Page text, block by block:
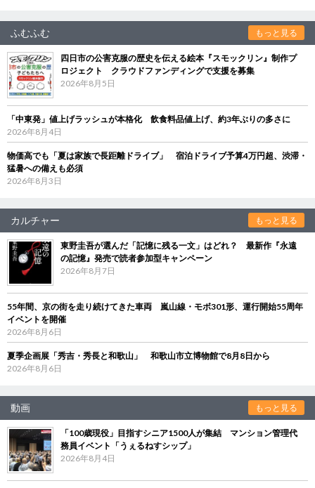
ふむふむ もっと見る
四日市の公害克服の歴史を伝える絵本『スモックリン』制作プ
ロジェクト クラウドファンディングで支援を募集
2026年8月5日
「中東発」値上げラッシュが本格化 飲食料品値上げ、約3年ぶりの多さに
2026年8月4日
物価高でも「夏は家族で長距離ドライブ」 宿泊ドライブ予算4万円超、渋滞・
猛暑への備えも必須
2026年8月3日
カルチャー もっと見る
東野圭吾が選んだ「記憶に残る一文」はどれ？ 最新作『永遠
の記憶』発売で読者参加型キャンペーン
2026年8月7日
55年間、京の街を走り続けてきた車両 嵐山線・モボ301形、運行開始55周年
イベントを開催
2026年8月6日
夏季企画展「秀吉・秀長と和歌山」 和歌山市立博物館で8月8日から
2026年8月6日
動画 もっと見る
「100歳現役」目指すシニア1500人が集結 マンション管理代
務員イベント「うぇるねすシップ」
2026年8月4日